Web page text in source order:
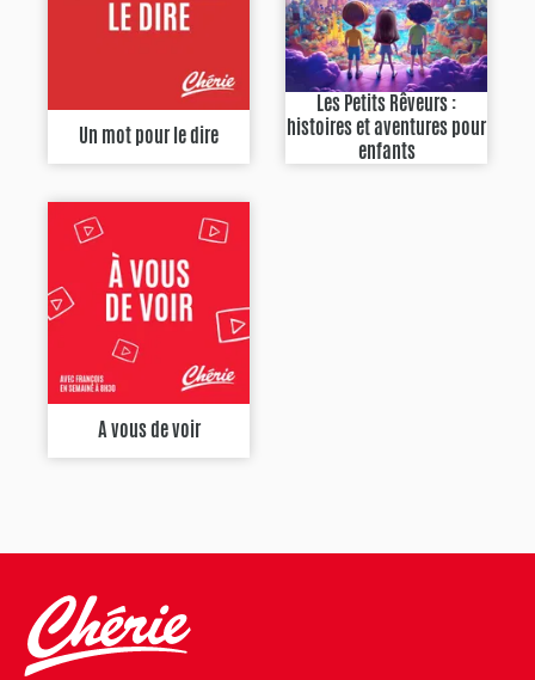
Un mot pour le dire
Les Petits Rêveurs :
histoires et aventures pour
enfants
A vous de voir